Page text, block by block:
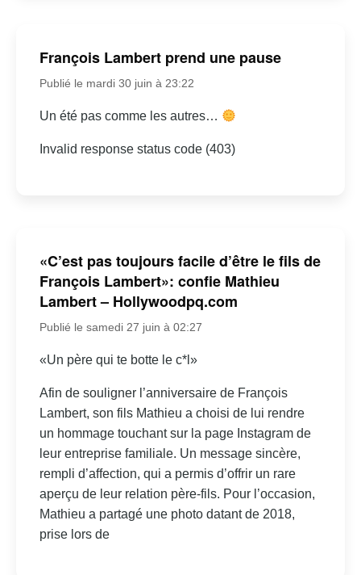
François Lambert prend une pause
Publié le mardi 30 juin à 23:22
Un été pas comme les autres…
Invalid response status code (403)
«C’est pas toujours facile d’être le fils de
François Lambert»: confie Mathieu
Lambert – Hollywoodpq.com
Publié le samedi 27 juin à 02:27
«Un père qui te botte le c*l»
Afin de souligner l’anniversaire de François
Lambert, son fils Mathieu a choisi de lui rendre
un hommage touchant sur la page Instagram de
leur entreprise familiale. Un message sincère,
rempli d’affection, qui a permis d’offrir un rare
aperçu de leur relation père-fils. Pour l’occasion,
Mathieu a partagé une photo datant de 2018,
prise lors de